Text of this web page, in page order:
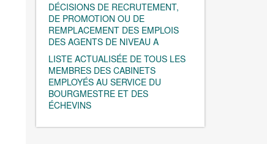
DÉCISIONS DE RECRUTEMENT,
DE PROMOTION OU DE
REMPLACEMENT DES EMPLOIS
DES AGENTS DE NIVEAU A
LISTE ACTUALISÉE DE TOUS LES
MEMBRES DES CABINETS
EMPLOYÉS AU SERVICE DU
BOURGMESTRE ET DES
ÉCHEVINS